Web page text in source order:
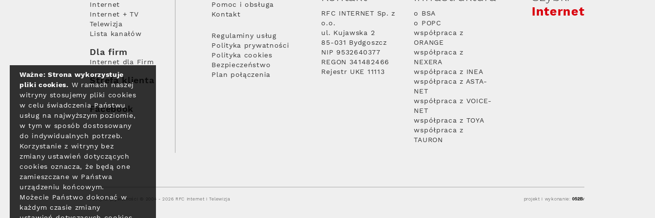
Internet
Internet + TV
Telewizja
Lista kanałów
Dla firm
Internet dla Firm
Strefa klienta
Facebook
Pomoc i obsługa
Kontakt
Regulaminy usług
Polityka prywatności
Polityka cookies
Bezpieczeństwo
Plan połączenia
RFC INTERNET Sp. z
o.o.
ul. Kujawska 2
85-031 Bydgoszcz
NIP 9532640377
REGON 341482466
Rejestr UKE 11113
o BSA
o POPC
współpraca z
ORANGE
współpraca z
NEXERA
współpraca z INEA
współpraca z ASTA-
NET
współpraca z VOICE-
NET
współpraca z TOYA
współpraca z
TAURON
Internet
Polityka prywatności © 2004 - 2026 RFC Internet i Telewizja projekt i wykonanie:
Ważne: Strona wykorzystuje
pliki cookies. W ramach naszej
witryny stosujemy pliki cookies
w celu świadczenia Państwu
usług na najwyższym poziomie,
w tym w sposób dostosowany
do indywidualnych potrzeb.
Korzystanie z witryny bez
zmiany ustawień dotyczących
cookies oznacza, że będą one
zamieszczane w Państwa
urządzeniu końcowym.
Możecie Państwo dokonać w
każdym czasie zmiany